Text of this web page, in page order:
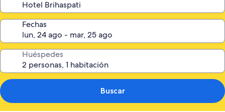
Fechas
Huéspedes
Buscar